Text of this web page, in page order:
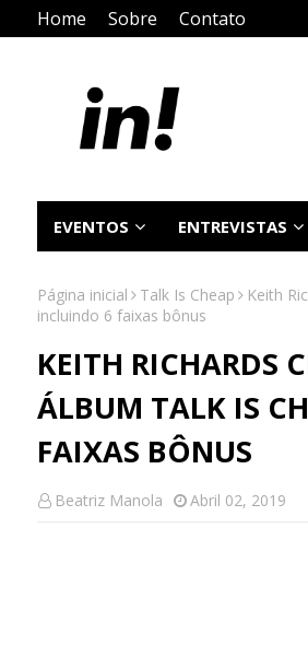
Home Sobre Contato
EVENTOS ENTREVISTAS
Página inicial Talk Is Cheap
Keith
incluindo 6 faixas bônus
KEITH RICHARDS
ÁLBUM TALK IS
FAIXAS BÔNUS
Beatriz Manola Abril 02, 2019